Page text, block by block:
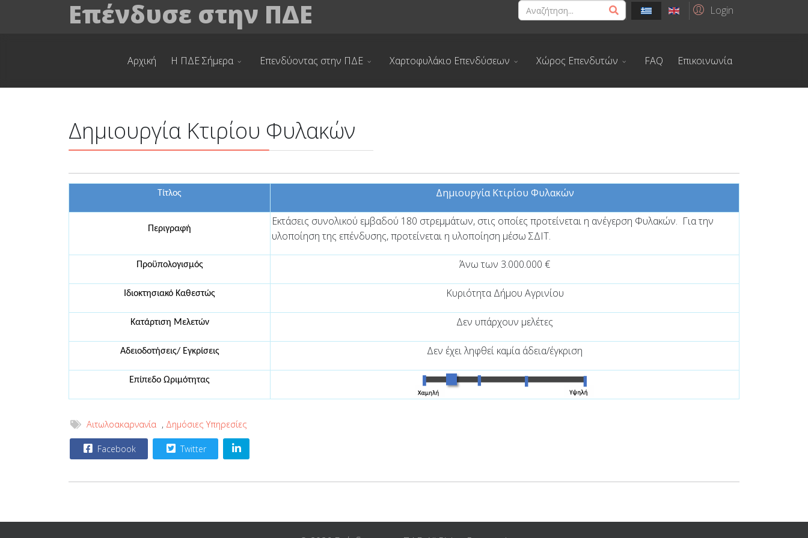
Επένδυσε στην ΠΔΕ Login
Αρχική Η ΠΔΕ Σήμερα Επενδύοντας στην ΠΔΕ Χαρτοφυλάκιο Επενδύσεων Χώρος Επενδυτών FAQ Επικοινωνία
Δημιουργία Κτιρίου Φυλακών
Τίτλος Δημιουργία Κτιρίου Φυλακών
Περιγραφή
Εκτάσεις συνολικού εμβαδού 180 στρεμμάτων, στις οποίες προτείνεται η ανέγερση Φυλακών. Για την
υλοποίηση της επένδυσης, προτείνεται η υλοποίηση μέσω ΣΔΙΤ.
Προϋπολογισμός Άνω των 3.000.000 €
Ιδιοκτησιακό Καθεστώς Κυριότητα Δήμου Αγρινίου
Κατάρτιση Μελετών Δεν υπάρχουν μελέτες
Αδειοδοτήσεις/ Εγκρίσεις Δεν έχει ληφθεί καμία άδεια/έγκριση
Επίπεδο Ωριμότητας
Αιτωλοακαρνανία , Δημόσιες Υπηρεσίες
Facebook Twitter